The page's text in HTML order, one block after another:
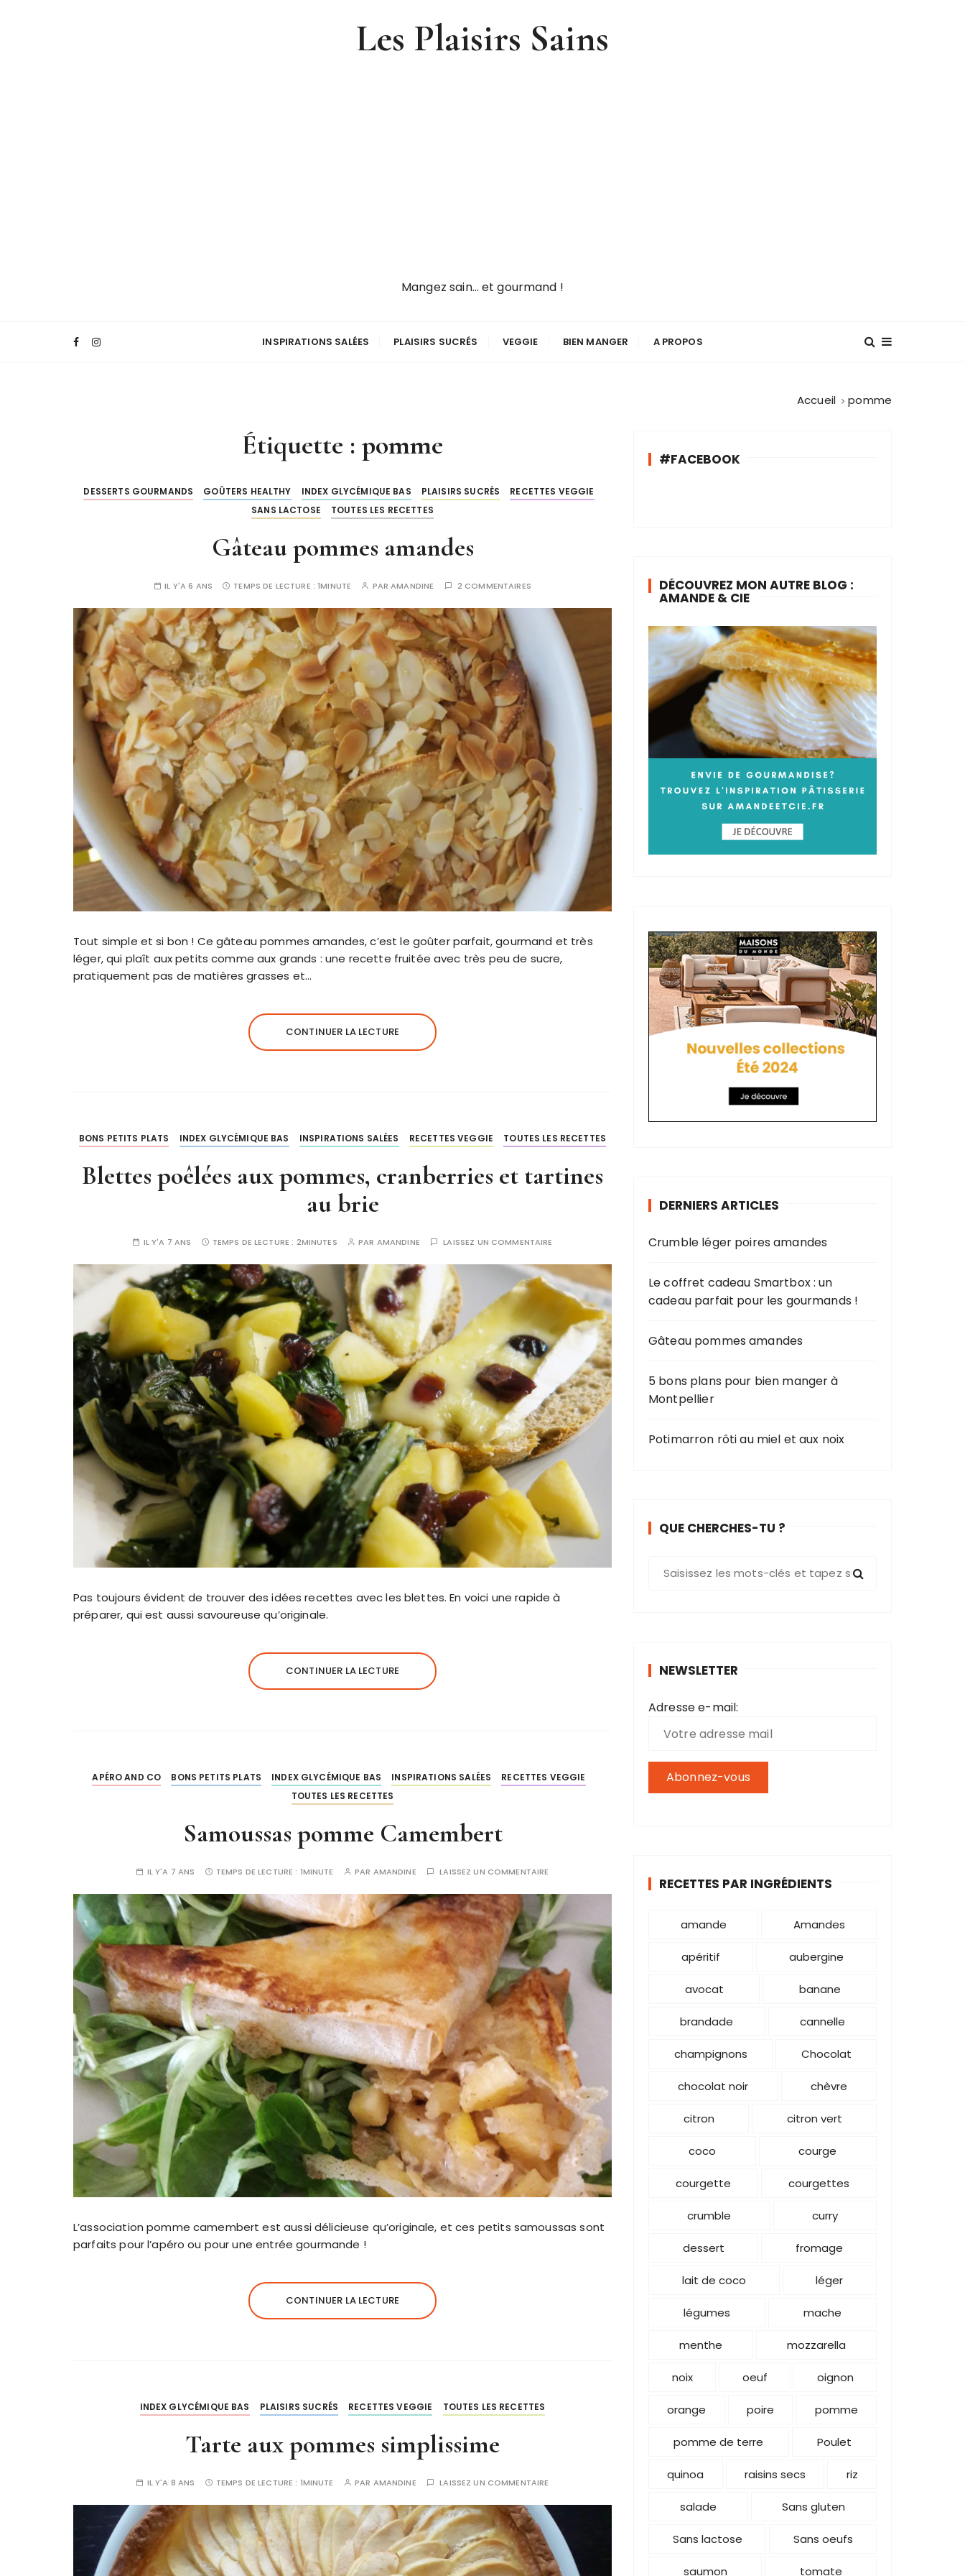
Les Plaisirs Sains
Mangez sain… et gourmand !
INSPIRATIONS SALÉES PLAISIRS SUCRÉS VEGGIE BIEN MANGER A PROPOS
Accueil pomme
Étiquette : pomme
DESSERTS GOURMANDS GOÛTERS HEALTHY INDEX GLYCÉMIQUE BAS PLAISIRS SUCRÉS
RECETTES VEGGIE
SANS LACTOSE
TOUTES LES RECETTES
Gâteau pommes amandes
IL Y'A 6 ANS TEMPS DE LECTURE :1MINUTE PARAMANDINE 2 COMMENTAIRES
Tout simple et si bon ! Ce gâteau pommes amandes, c’est le goûter parfait, gourmand et très
léger, qui plaît aux petits comme aux grands : une recette fruitée avec très peu de sucre,
pratiquement pas de matières grasses et…
CONTINUER LA LECTURE
BONS PETITS PLATS INDEX GLYCÉMIQUE BAS INSPIRATIONS SALÉES RECETTES VEGGIE TOUTES LES RECETTES
Blettes poêlées aux pommes, cranberries et tartines
au brie
IL Y'A 7 ANS TEMPS DE LECTURE : 2MINUTES PAR AMANDINE LAISSEZ UN COMMENTAIRE
Pas toujours évident de trouver des idées recettes avec les blettes. En voici une rapide à
préparer, qui est aussi savoureuse qu’originale.
CONTINUER LA LECTURE
APÉRO AND CO BONS PETITS PLATS INDEX GLYCÉMIQUE BAS INSPIRATIONS SALÉES
RECETTES VEGGIE
TOUTES LES RECETTES
Samoussas pomme Camembert
IL Y'A 7 ANS TEMPS DE LECTURE : 1MINUTE PAR AMANDINE LAISSEZ UN COMMENTAIRE
L’association pomme camembert est aussi délicieuse qu’originale, et ces petits samoussas sont
parfaits pour l’apéro ou pour une entrée gourmande !
CONTINUER LA LECTURE
INDEX GLYCÉMIQUE BAS PLAISIRS SUCRÉS RECETTES VEGGIE TOUTES LES RECETTES
Tarte aux pommes simplissime
IL Y'A 8 ANS TEMPS DE LECTURE : 1MINUTE PAR AMANDINE LAISSEZ UN COMMENTAIRE
#FACEBOOK
DÉCOUVREZ MON AUTRE BLOG :
AMANDE & CIE
DERNIERS ARTICLES
Crumble léger poires amandes
Le coffret cadeau Smartbox : un
cadeau parfait pour les gourmands !
Gâteau pommes amandes
5 bons plans pour bien manger à
Montpellier
Potimarron rôti au miel et aux noix
QUE CHERCHES-TU ?
e
u
NEWSLETTER
Adresse e-mail:
RECETTES PAR INGRÉDIENTS
amande Amandes
apéritif aubergine
avocat banane
brandade cannelle
champignons Chocolat
chocolat noir chèvre
citron citron vert
coco courge
courgette courgettes
crumble curry
dessert fromage
lait de coco léger
légumes mache
menthe mozzarella
noix oeuf oignon
orange poire pomme
pomme de terre Poulet
quinoa raisins secs riz
salade Sans gluten
Sans lactose Sans oeufs
saumon tomate